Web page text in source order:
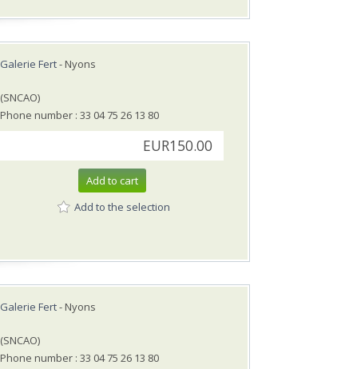
Galerie Fert- Nyons
(SNCAO)
Phone number : 33 04 75 26 13 80
EUR150.00
Add to cart
Add to the selection
Galerie Fert- Nyons
(SNCAO)
Phone number : 33 04 75 26 13 80